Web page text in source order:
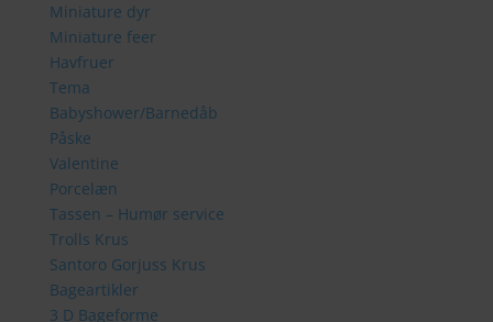
Miniature dyr
Miniature feer
Havfruer
Tema
Babyshower/Barnedåb
Påske
Valentine
Porcelæn
Tassen – Humør service
Trolls Krus
Santoro Gorjuss Krus
Bageartikler
3 D Bageforme